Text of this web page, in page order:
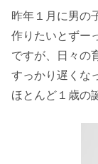
昨年１月に男の
作りたいとずー
ですが、日々の
すっかり遅くな
ほとんど１歳の